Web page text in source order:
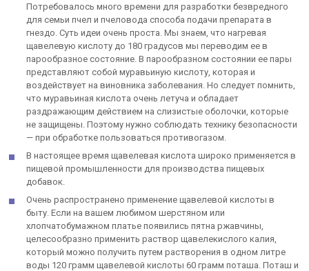
Потребовалось много времени для разработки безвредного
для семьи пчел и пчеловода способа подачи препарата в
гнездо. Суть идеи очень проста. Мы знаем, что нагревая
щавелевую кислоту до 180 градусов мы переводим ее в
парообразное состояние. В парообразном состоянии ее пары
представляют собой муравьиную кислоту, которая и
воздействует на виновника заболевания. Но следует помнить,
что муравьиная кислота очень летуча и обладает
раздражающим действием на слизистые оболочки, которые
не защищены. Поэтому нужно соблюдать технику безопасности
— при обработке пользоваться противогазом.
В настоящее время щавелевая кислота широко применяется в
пищевой промышленности для производства пищевых
добавок.
Очень распространено применение щавелевой кислоты в
быту. Если на вашем любимом шерстяном или
хлопчатобумажном платье появились пятна ржавчины,
целесообразно применить раствор щавелекислого калия,
который можно получить путем растворения в одном литре
воды 120 грамм щавелевой кислоты 60 грамм поташа. Поташ и